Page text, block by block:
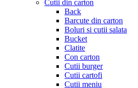
Cutii din carton
Back
Barcute din carton
Boluri si cutii salata
Bucket
Clatite
Con carton
Cutii burger
Cutii cartofi
Cutii meniu